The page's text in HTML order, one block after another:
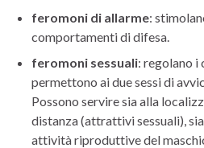
feromoni di allarme:
comportamenti di difesa.
feromoni sessuali: regolano i
permettono ai due sessi di
Possono servire sia alla
distanza (attrattivi sessuali),
attività riproduttive del